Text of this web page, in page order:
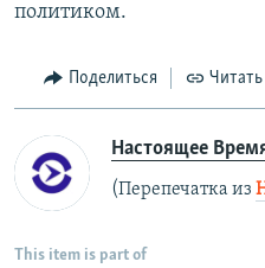
политиком.
Поделиться
Настоящее
(Перепечатка из
This item is part of